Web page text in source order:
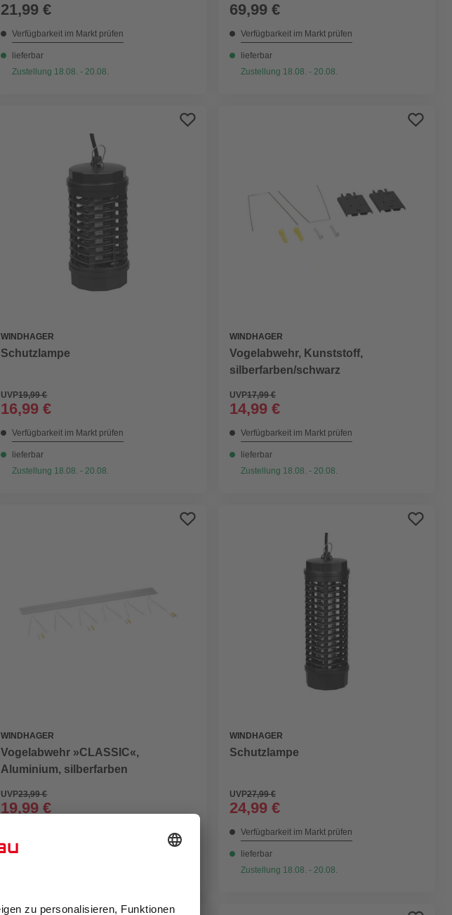
21,99 €
Verfügbarkeit im Markt prüfen
lieferbar
Zustellung 18.08. - 20.08.
69,99 €
Verfügbarkeit im Markt prüfen
lieferbar
Zustellung 18.08. - 20.08.
WINDHAGER
Schutzlampe
UVP19,99 €
16,99 €
Verfügbarkeit im Markt prüfen
lieferbar
Zustellung 18.08. - 20.08.
WINDHAGER
Vogelabwehr, Kunststoff,
silberfarben/schwarz
UVP17,99 €
14,99 €
Verfügbarkeit im Markt prüfen
lieferbar
Zustellung 18.08. - 20.08.
WINDHAGER
Vogelabwehr »CLASSIC«,
Aluminium, silberfarben
UVP23,99 €
19,99 €
lieferbar
WINDHAGER
Schutzlampe
UVP27,99 €
24,99 €
Verfügbarkeit im Markt prüfen
lieferbar
Zustellung 18.08. - 20.08.